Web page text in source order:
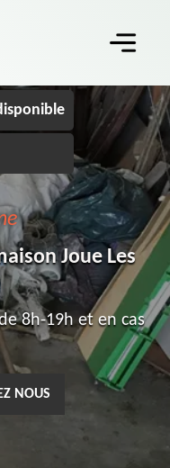
Joue Les
8h-19h et en cas
NOUS